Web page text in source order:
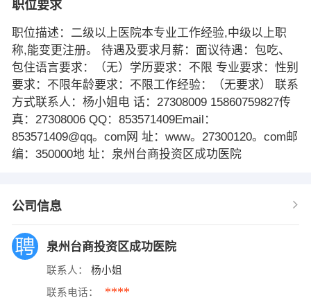
职位要求
职位描述：二级以上医院本专业工作经验,中级以上职
称,能变更注册。 待遇及要求月薪：面议待遇：包吃、
包住语言要求：（无）学历要求：不限 专业要求：性别
要求：不限年龄要求：不限工作经验：（无要求） 联系
方式联系人：杨小姐电 话：27308009 15860759827传
真：27308006 QQ：853571409Email：
853571409@qq。com网 址：www。27300120。com邮
编：350000地 址：泉州台商投资区成功医院
公司信息
泉州台商投资区成功医院
联系人： 杨小姐
联系电话： ****